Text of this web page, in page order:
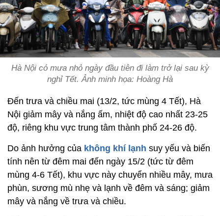
Hà Nội có mưa nhỏ ngày đầu tiên đi làm trở lại sau kỳ
nghỉ Tết. Ảnh minh họa: Hoàng Hà
Đến trưa và chiều mai (13/2, tức mùng 4 Tết), Hà
Nội giảm mây và nắng ấm, nhiệt độ cao nhất 23-25
độ, riêng khu vực trung tâm thành phố 24-26 độ.
Do ảnh hưởng của không khí lạnh suy yếu và biến
tính nên từ đêm mai đến ngày 15/2 (tức từ đêm
mùng 4-6 Tết), khu vực này chuyển nhiều mây, mưa
phùn, sương mù nhẹ và lạnh về đêm và sáng; giảm
mây và nắng về trưa và chiều.